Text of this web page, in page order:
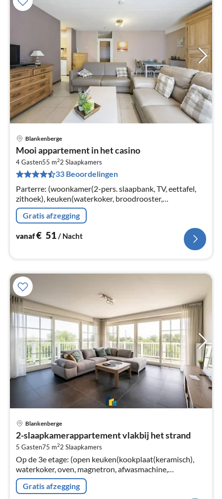
Blankenberge
Mooi appartement in het casino
4 Gasten55 m22 Slaapkamers
33 Beoordelingen
Parterre: (woonkamer(2-pers. slaapbank, TV, eettafel,
zithoek), keuken(waterkoker, broodrooster,
koffiezetapparaat, oven, magnetron, afwasmachine,
koelkast(+ vriesvak))
Gratis afzegging
vanaf€ 51 / Nacht
Blankenberge
2-slaapkamerappartement vlakbij het strand
5 Gasten75 m22 Slaapkamers
Op de 3e etage: (open keuken(kookplaat(keramisch),
waterkoker, oven, magnetron, afwasmachine,
koel-/vriescombinatie, , ), woon/eetkamer(TV(digital),
eettafel, zithoek, DVD-speler)
Gratis afzegging